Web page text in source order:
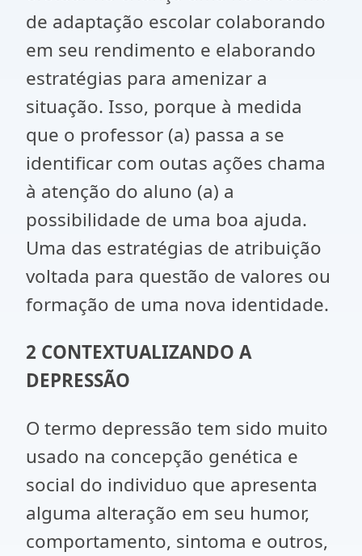
de adaptação escolar colaborando
em seu rendimento e elaborando
estratégias para amenizar a
situação. Isso, porque à medida
que o professor (a) passa a se
identificar com outas ações chama
à atenção do aluno (a) a
possibilidade de uma boa ajuda.
Uma das estratégias de atribuição
voltada para questão de valores ou
formação de uma nova identidade.
2 CONTEXTUALIZANDO A
DEPRESSÃO
O termo depressão tem sido muito
usado na concepção genética e
social do individuo que apresenta
alguma alteração em seu humor,
comportamento, sintoma e outros,